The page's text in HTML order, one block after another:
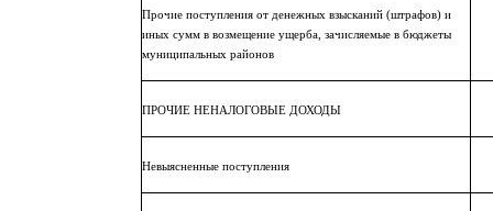
Прочие поступления от денежных взысканий (штрафов) и
иных сумм в возмещение ущерба, зачисляемые в бюджеты
муниципальных районов
ПРОЧИЕ НЕНАЛОГОВЫЕ ДОХОДЫ
Невыясненные поступления